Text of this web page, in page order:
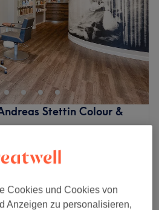
Stettin Colour &
Auf Karte anzeigen
Cookies und Cookies von
Anzeigen zu personalisieren,